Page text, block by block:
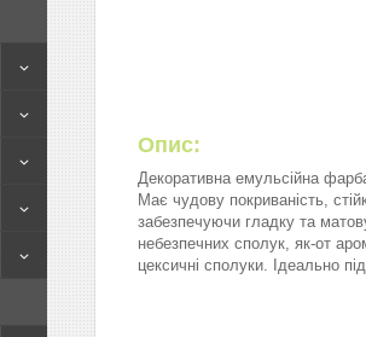
Опис:
Декоративна емульсійна
Має чудову покриваність,
забезпечуючи гладку та
небезпечних сполук, як-от
цексичні сполуки. Ідеально